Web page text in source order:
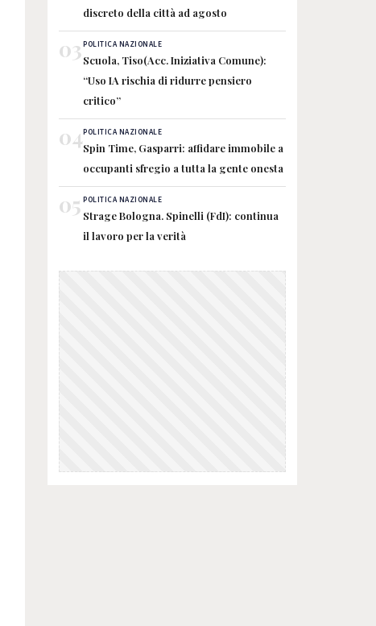
discreto della città ad agosto
03POLITICA NAZIONALE
Scuola, Tiso(Acc. Iniziativa Comune):
“Uso IA rischia di ridurre pensiero
critico”
04POLITICA NAZIONALE
Spin Time, Gasparri: affidare immobile a
occupanti sfregio a tutta la gente onesta
05 POLITICA NAZIONALE
Strage Bologna. Spinelli (FdI): continua
il lavoro per la verità